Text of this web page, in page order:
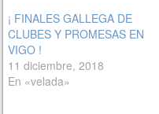
¡ FINALES GALLEGA DE
CLUBES Y PROMESAS EN
VIGO !
11 diciembre, 2018
En «velada»